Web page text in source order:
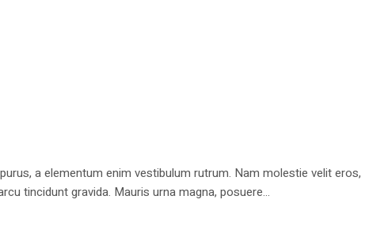
a elementum enim vestibulum rutrum. Nam molestie velit eros,
tincidunt gravida. Mauris urna magna, posuere...